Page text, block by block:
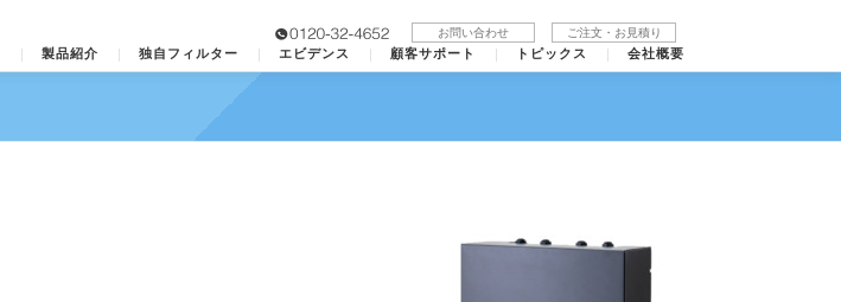
お問い合わせ ご注文・お見積り
製品紹介 独自フィルター エビデンス 顧客サポート トピックス 会社概要